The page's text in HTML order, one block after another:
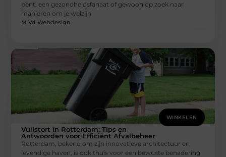
bent, een gezondheidsfanaat of gewoon op zoek naar
manieren om je welzijn
M Vd Webdesign
WINKELEN
Vuilstort in Rotterdam: Tips en
Antwoorden voor Efficiënt Afvalbeheer
Rotterdam, bekend om zijn innovatieve architectuur en
levendige haven, is ook thuis voor een bewuste benadering